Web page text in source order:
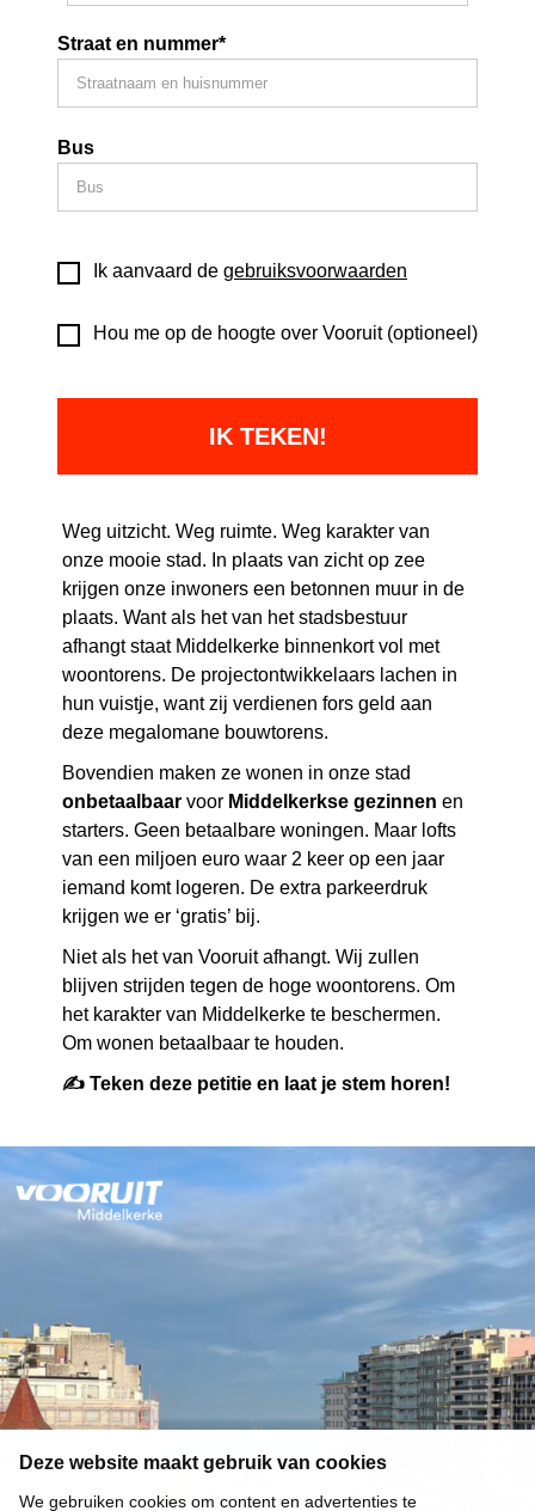
Deze website maakt gebruik van cookies
We gebruiken cookies om content en advertenties te
Straat en nummer*
Bus
Ik aanvaard de gebruiksvoorwaarden
Hou me op de hoogte over Vooruit (optioneel)
Weg uitzicht. Weg ruimte. Weg karakter van
onze mooie stad. In plaats van zicht op zee
krijgen onze inwoners een betonnen muur in de
plaats. Want als het van het stadsbestuur
afhangt staat Middelkerke binnenkort vol met
woontorens. De projectontwikkelaars lachen in
hun vuistje, want zij verdienen fors geld aan
deze megalomane bouwtorens.
Bovendien maken ze wonen in onze stad
onbetaalbaar voor Middelkerkse gezinnen en
starters. Geen betaalbare woningen. Maar lofts
van een miljoen euro waar 2 keer op een jaar
iemand komt logeren. De extra parkeerdruk
krijgen we er ‘gratis’ bij.
Niet als het van Vooruit afhangt. Wij zullen
blijven strijden tegen de hoge woontorens. Om
het karakter van Middelkerke te beschermen.
Om wonen betaalbaar te houden.
✍️ Teken deze petitie en laat je stem horen!